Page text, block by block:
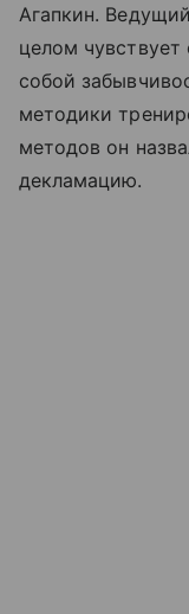
Агапкин.
целом
собой
методики
методов он
декламацию.